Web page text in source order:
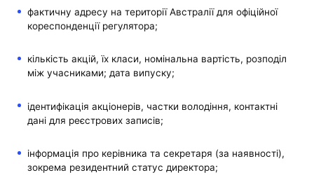
фактичну адресу на території Австралії для офіційної
кореспонденції регулятора;
кількість акцій, їх класи, номінальна вартість, розподіл
між учасниками; дата випуску;
ідентифікація акціонерів, частки володіння, контактні
дані для реєстрових записів;
інформація про керівника та секретаря (за наявності),
зокрема резидентний статус директора;